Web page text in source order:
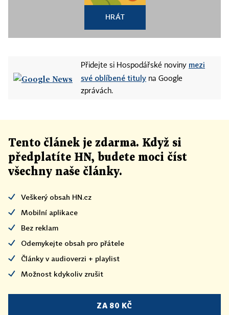
HRÁT
Přidejte si Hospodářské noviny mezi
své oblíbené tituly na Google
zprávách.
Tento článek je zdarma. Když si
předplatíte HN, budete moci číst
všechny naše články.
Veškerý obsah HN.cz
Mobilní aplikace
Bez reklam
Odemykejte obsah pro přátele
Články v audioverzi + playlist
Možnost kdykoliv zrušit
ZA 80 KČ